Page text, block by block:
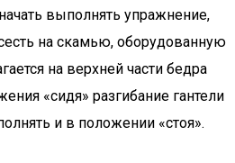
выполнять упражнение,
на скамью, оборудованную
на верхней части бедра
«сидя» разгибание гантели
и в положении «стоя».